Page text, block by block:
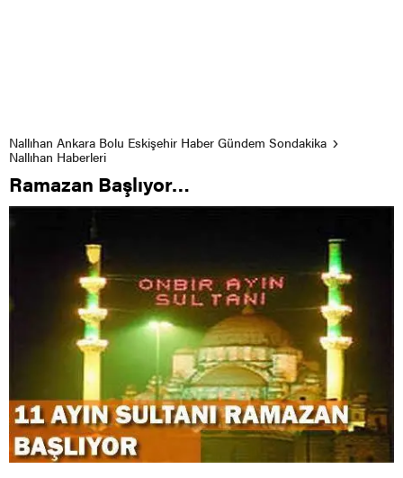
Nallıhan Ankara Bolu Eskişehir Haber Gündem Sondakika
Nallıhan Haberleri
Ramazan Başlıyor…